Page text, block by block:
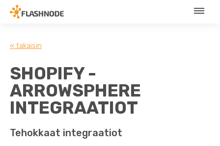
« takaisin
SHOPIFY -
ARROWSPHERE
INTEGRAATIOT
Tehokkaat integraatiot